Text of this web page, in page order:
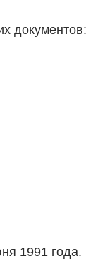
документов:
1991 года.